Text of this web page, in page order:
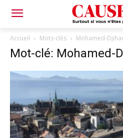
Accueil Mots-clés Mohamed-
Mot-clé: Mohamed-